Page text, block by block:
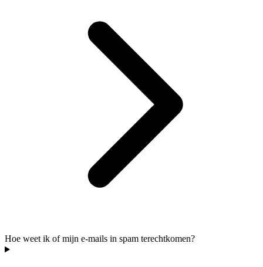
Hoe weet ik of mijn e-mails in spam terechtkomen?